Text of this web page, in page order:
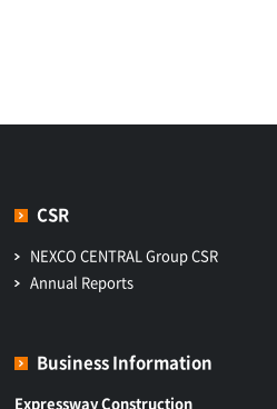
CSR
NEXCO CENTRAL Group CSR
Annual Reports
Business Information
Expressway Construction